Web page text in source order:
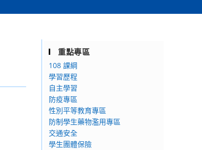
重點專區
108 課綱
學習歷程
自主學習
防疫專區
性別平等教育專區
防制學生藥物濫用專區
交通安全
學生團體保險